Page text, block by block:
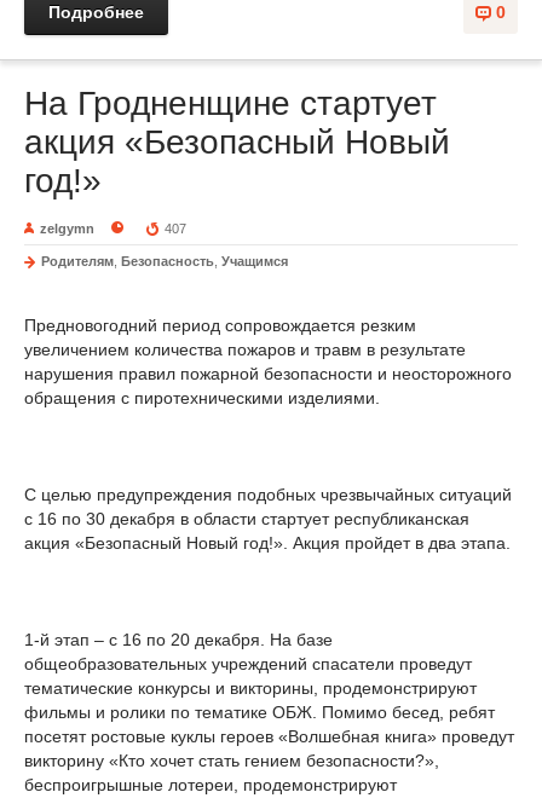
0
Подробнее
На Гродненщине стартует
акция «Безопасный Новый
год!»
zelgymn 407
Родителям Безопасность Учащимся
Предновогодний период сопровождается резким
увеличением количества пожаров и травм в результате
нарушения правил пожарной безопасности и неосторожного
обращения с пиротехническими изделиями.
С целью предупреждения подобных чрезвычайных ситуаций
с 16 по 30 декабря в области стартует республиканская
акция «Безопасный Новый год!». Акция пройдет в два этапа.
1-й этап – с 16 по 20 декабря. На базе
общеобразовательных учреждений спасатели проведут
тематические конкурсы и викторины, продемонстрируют
фильмы и ролики по тематике ОБЖ. Помимо бесед, ребят
посетят ростовые куклы героев «Волшебная книга» проведут
викторину «Кто хочет стать гением безопасности?»,
беспроигрышные лотереи, продемонстрируют